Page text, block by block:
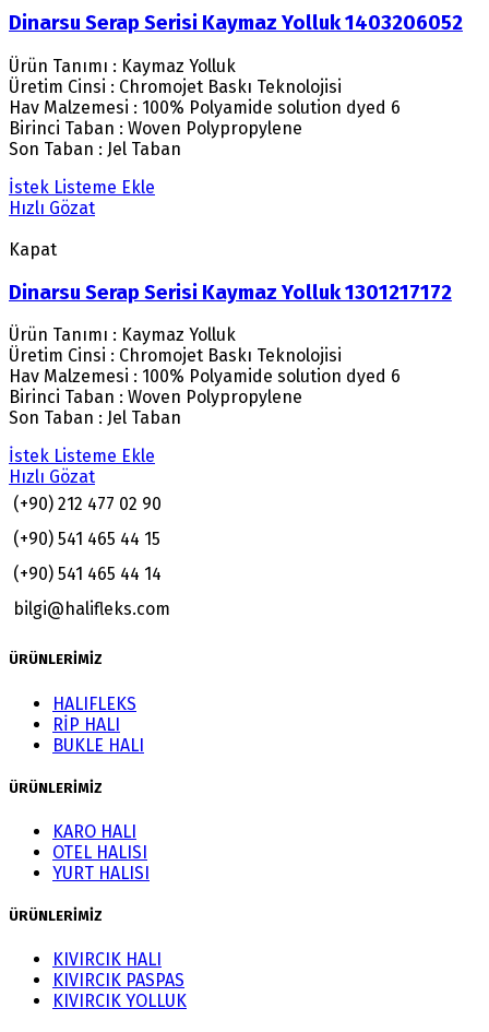
Dinarsu Serap Serisi Kaymaz Yolluk 1403206052
Ürün Tanımı : Kaymaz Yolluk
Üretim Cinsi : Chromojet Baskı Teknolojisi
Hav Malzemesi : 100% Polyamide solution dyed 6
Birinci Taban : Woven Polypropylene
Son Taban : Jel Taban
İstek Listeme Ekle
Hızlı Gözat
Kapat
Dinarsu Serap Serisi Kaymaz Yolluk 1301217172
Ürün Tanımı : Kaymaz Yolluk
Üretim Cinsi : Chromojet Baskı Teknolojisi
Hav Malzemesi : 100% Polyamide solution dyed 6
Birinci Taban : Woven Polypropylene
Son Taban : Jel Taban
İstek Listeme Ekle
Hızlı Gözat
(+90) 212 477 02 90
(+90) 541 465 44 15
(+90) 541 465 44 14
bilgi@halifleks.com
ÜRÜNLERİMİZ
HALIFLEKS
RİP HALI
BUKLE HALI
ÜRÜNLERİMİZ
KARO HALI
OTEL HALISI
YURT HALISI
ÜRÜNLERİMİZ
KIVIRCIK HALI
KIVIRCIK PASPAS
KIVIRCIK YOLLUK